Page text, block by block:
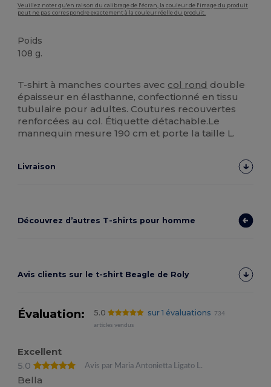
Veuillez noter qu'en raison du calibrage de l'écran, la couleur de l'image du produit
peut ne pas correspondre exactement à la couleur réelle du produit.
Poids
108 g.
T-shirt à manches courtes avec col rond double
épaisseur en élasthanne, confectionné en tissu
tubulaire pour adultes. Coutures recouvertes
renforcées au col. Étiquette détachable.Le
mannequin mesure 190 cm et porte la taille L.
Livraison
Découvrez d’autres T-shirts pour homme
Avis clients sur le t-shirt Beagle de Roly
Évaluation: 5.0 sur 1 évaluations
734
articles vendus
Excellent
5.0
Avis par Maria Antonietta Ligato L.
Bella